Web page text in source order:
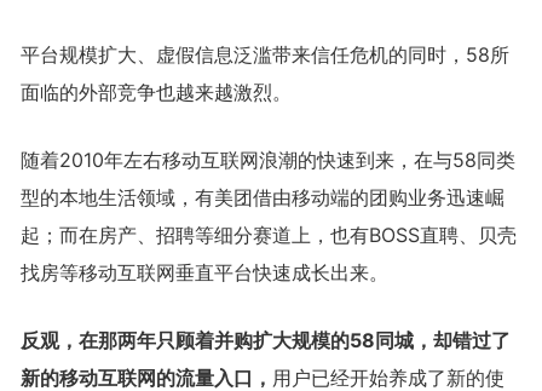
平台规模扩大、虚假信息泛滥带来信任危机的同时，58所
面临的外部竞争也越来越激烈。
随着2010年左右移动互联网浪潮的快速到来，在与58同类
型的本地生活领域，有美团借由移动端的团购业务迅速崛
起；而在房产、招聘等细分赛道上，也有BOSS直聘、贝壳
找房等移动互联网垂直平台快速成长出来。
反观，在那两年只顾着并购扩大规模的58同城，却错过了
新的移动互联网的流量入口， 用户已经开始养成了新的使